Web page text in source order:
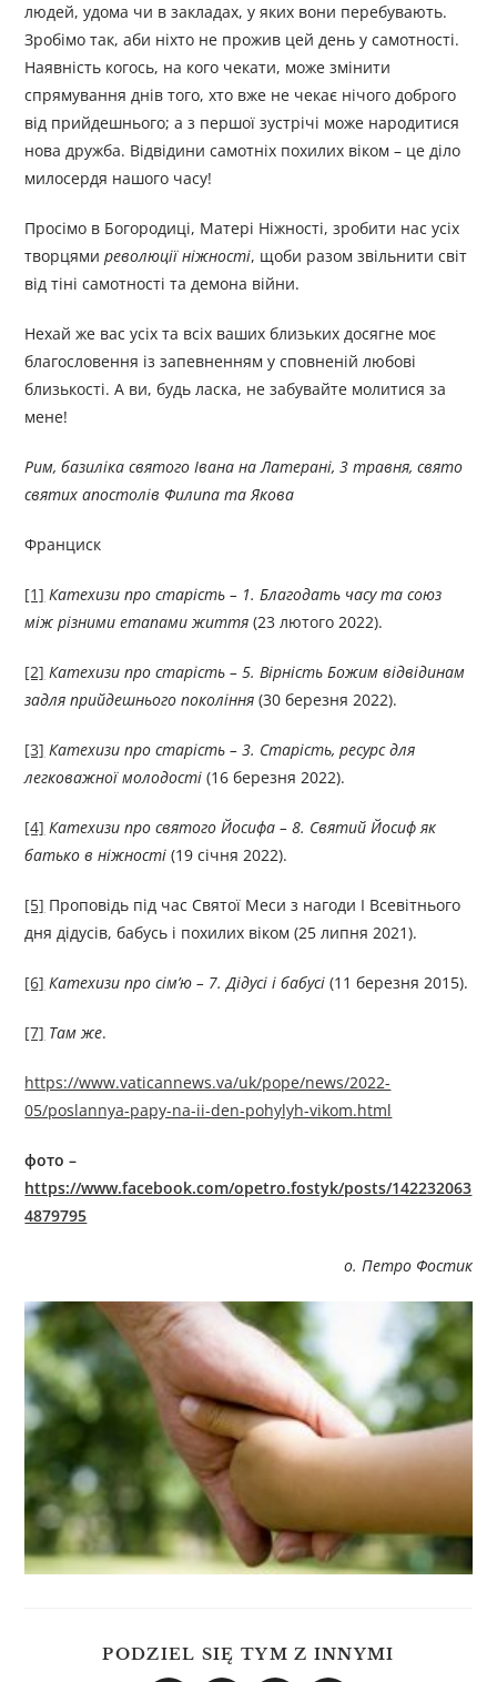
людей, удома чи в закладах, у яких вони перебувають.
Зробімо так, аби ніхто не прожив цей день у самотності.
Наявність когось, на кого чекати, може змінити
спрямування днів того, хто вже не чекає нічого доброго
від прийдешнього; а з першої зустрічі може народитися
нова дружба. Відвідини самотніх похилих віком – це діло
милосердя нашого часу!
Просімо в Богородиці, Матері Ніжності, зробити нас усіх
творцямиреволюції ніжності, щоби разом звільнити світ
від тіні самотності та демона війни.
Нехай же вас усіх та всіх ваших близьких досягне моє
благословення із запевненням у сповненій любові
близькості. А ви, будь ласка, не забувайте молитися за
мене!
Рим, базиліка святого Івана на Латерані, 3 травня, свято
святих апостолів Филипа та Якова
Франциск
[1] Катехизи про старість – 1. Благодать часу та союз
між різними етапами життя (23 лютого 2022).
[2] Катехизи про старість – 5. Вірність Божим відвідинам
задля прийдешнього покоління (30 березня 2022).
[3] Катехизи про старість – 3. Старість, ресурс для
легковажної молодості (16 березня 2022).
[4] Катехизи про святого Йосифа – 8. Святий Йосиф як
батько в ніжності (19 січня 2022).
[5] Проповідь під час Святої Меси з нагоди І Всевітнього
дня дідусів, бабусь і похилих віком (25 липня 2021).
[6] Катехизи про сім’ю – 7. Дідусі і бабусі (11 березня 2015).
[7] Там же.
https://www.vaticannews.va/uk/pope/news/2022-
05/poslannya-papy-na-ii-den-pohylyh-vikom.html
фото –
https://www.facebook.com/opetro.fostyk/posts/142232063
4879795
о. Петро Фостик
PODZIEL SIĘ TYM Z INNYMI